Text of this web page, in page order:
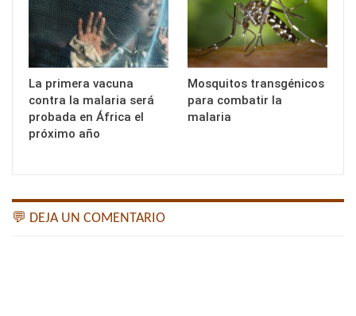
La primera vacuna
contra la malaria será
probada en África el
próximo año
Mosquitos transgénicos
para combatir la
malaria
💬 DEJA UN COMENTARIO